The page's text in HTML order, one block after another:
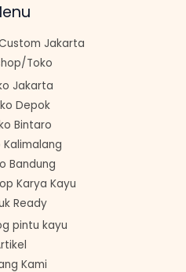
Jakarta
Toko
Jakarta
Depok
Bintaro
Kalimalang
Bandung
Karya Kayu
Ready
pintu kayu
Kami